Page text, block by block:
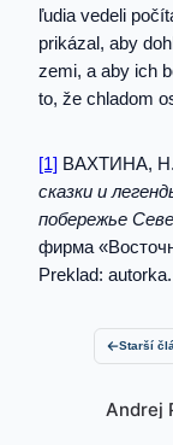
ľudia vedeli
prikázal, aby
zemi, a aby ich
to, že chladom
[1] ВАХТИНА,
сказки и
побережье
фирма
Preklad: autorka.
Starší
Andrej